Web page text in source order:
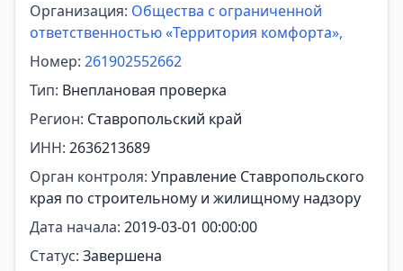
Организация: Общества с ограниченной
ответственностью «Территория комфорта»,
Номер: 261902552662
Тип: Внеплановая проверка
Регион: Ставропольский край
ИНН: 2636213689
Орган контроля: Управление Ставропольского
края по строительному и жилищному надзору
Дата начала: 2019-03-01 00:00:00
Статус: Завершена